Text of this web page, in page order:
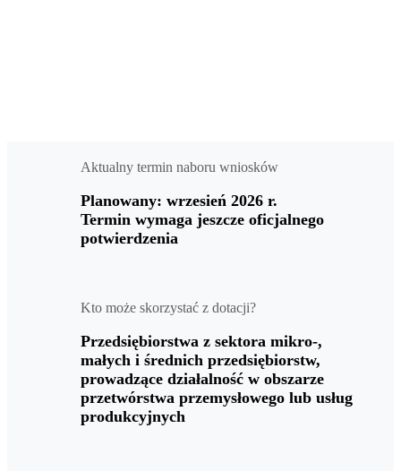
Aktualny termin naboru wniosków
Planowany: wrzesień 2026 r.
Termin wymaga jeszcze oficjalnego
potwierdzenia
Kto może skorzystać z dotacji?
Przedsiębiorstwa z sektora mikro-,
małych i średnich przedsiębiorstw,
prowadzące działalność w obszarze
przetwórstwa przemysłowego lub usług
produkcyjnych